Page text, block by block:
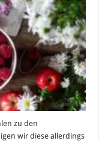
zu den
wir diese allerdings